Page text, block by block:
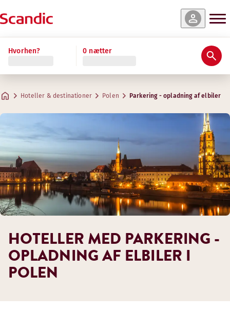
Hvorhen? 0 nætter
Hoteller & destinationer Polen Parkering - opladning af elbiler
HOTELLER MED PARKERING -
OPLADNING AF ELBILER I
POLEN